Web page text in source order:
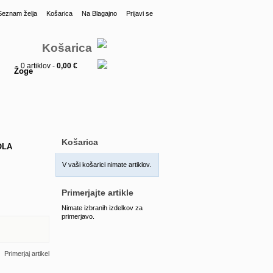
Košarica
0 artiklov - 0,00 €
Žoge
želja Košarica Na Blagajno Prijavi se
Primerjaj artikel
Košarica
V vaši košarici nimate artiklov.
Primerjajte artikle
Nimate izbranih izdelkov za
primerjavo.